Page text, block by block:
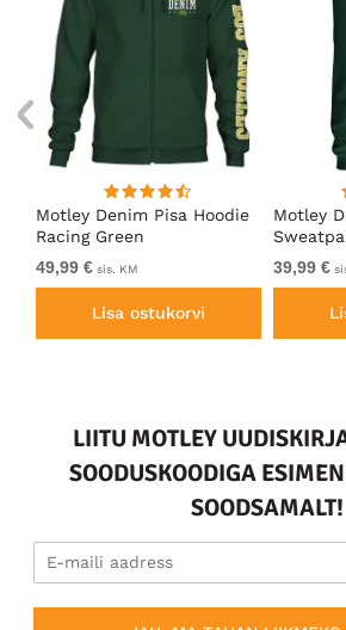
Motley Denim Pisa Hoodie
Racing Green
49,99 € sis. KM
Lisa ostukorvi
Motley
39,99 €
LIITU MOTLEY
SOODUSKOODIGA
SOODSAMALT!